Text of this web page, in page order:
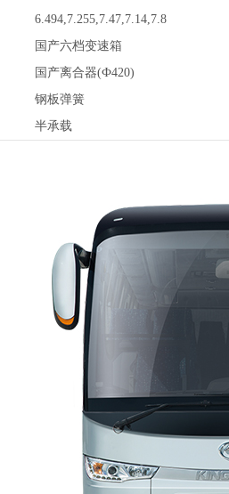
6.494,7.255,7.47,7.14,7.8
国产六档变速箱
国产离合器(Ф420)
钢板弹簧
半承载